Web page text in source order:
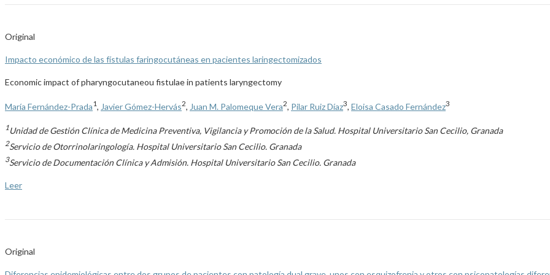
Original
Impacto económico de las fístulas faringocutáneas en pacientes laringectomizados
Economic impact of pharyngocutaneou fistulae in patients laryngectomy
María Fernández-Prada1, Javier Gómez-Hervás2, Juan M. Palomeque Vera2, Pilar Ruiz Díaz3, Eloisa Casado Fernández3
1Unidad de Gestión Clínica de Medicina Preventiva, Vigilancia y Promoción de la Salud. Hospital Universitario San Cecilio, Granada
2Servicio de Otorrinolaringología. Hospital Universitario San Cecilio. Granada
3Servicio de Documentación Clínica y Admisión. Hospital Universitario San Cecilio. Granada
Leer
Original